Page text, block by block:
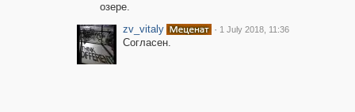
озере.
zv_vitaly
· 1 July 2018, 11:36
Согласен.